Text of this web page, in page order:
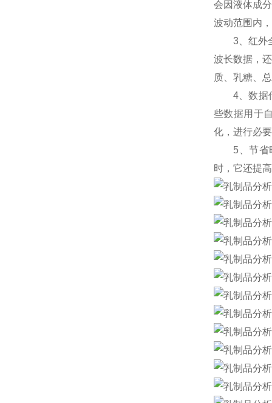
会因液体成
波动范围内
3、红外全
波长数据，
质、乳糖、
4、数据传
些数据用于
化，进行必
5、节省时
时，它还提